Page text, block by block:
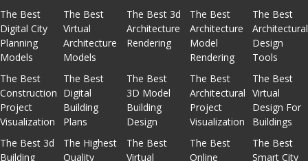
The Best
Digital City
Planning
Models
The Best
Virtual
Architecture
Models
The Best 3d
Architecture
Rendering
The Best
Architecture
Model
Rendering
The Best
Architectural
Design
Tools
The Best
Construction
Project
Visualization
The Best
Digital
Building
Plans
The Best
3D Model
Building
Design
The Best
Architectural
Project
Visualization
The Best
Virtual
Design For
Buildings
The Best 3d
Building
The Highest
Quality
The Best
Virtual
The Best
Online
The Best
Smart City